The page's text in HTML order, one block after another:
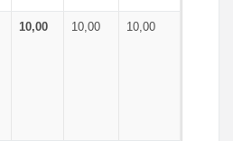
10,00 10,00 10,00